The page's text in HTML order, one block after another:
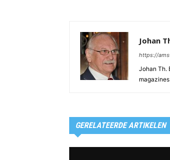
Johan
https://
Johan Th.
GERELATEERDE ARTIKELEN